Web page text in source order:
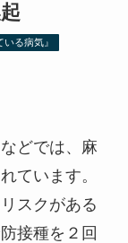
いる病気』
どでは、麻
ています。
スクがある
接種を２回